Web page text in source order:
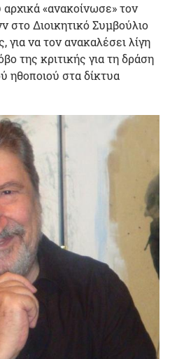
«ανακοίνωσε» τον
στο Διοικητικό Συμβούλιο
να τον ανακαλέσει λίγη
της κριτικής για τη δράση
ηθοποιού στα δίκτυα